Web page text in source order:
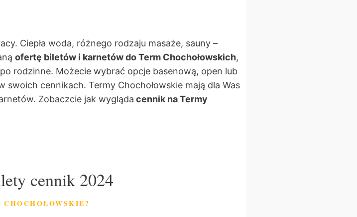
Ciepła woda, różnego rodzaju masaże, sauny –
ofertę biletów i karnetów do Term Chochołowskich,
rodzinne. Możecie wybrać opcje basenową, open lub
cennikach. Termy Chochołowskie mają dla Was
Zobaczcie jak wygląda cennik na Termy
cennik 2024